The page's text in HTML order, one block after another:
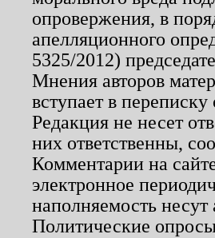
опровержения, в
апелляционного
5325/2012)
Мнения авторов
вступает в переписку
Редакция не несет
них ответственны,
Комментарии на
электронное
наполняемость несут
Политические